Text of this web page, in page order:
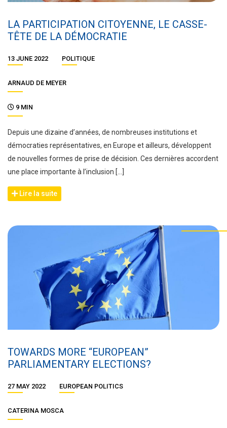
LA PARTICIPATION CITOYENNE, LE CASSE-
TÊTE DE LA DÉMOCRATIE
13 JUNE 2022 POLITIQUE
ARNAUD DE MEYER
9 MIN
Depuis une dizaine d’années, de nombreuses institutions et
démocraties représentatives, en Europe et ailleurs, développent
de nouvelles formes de prise de décision. Ces dernières accordent
une place importante à l’inclusion […]
Lire la suite
TOWARDS MORE “EUROPEAN”
PARLIAMENTARY ELECTIONS?
27 MAY 2022 EUROPEAN POLITICS
CATERINA MOSCA